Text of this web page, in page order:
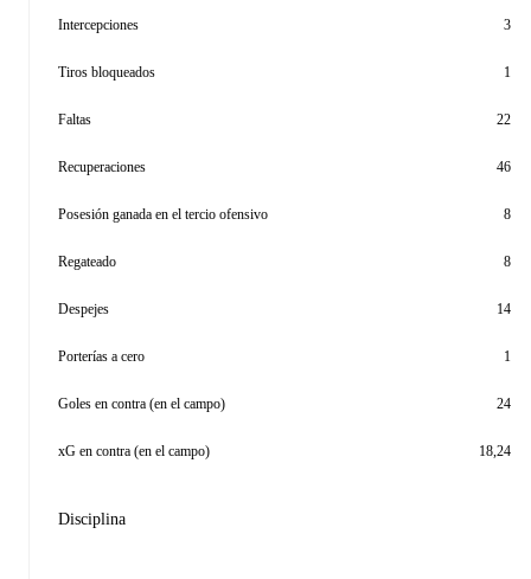
Intercepciones 3
Tiros bloqueados 1
Faltas 22
Recuperaciones 46
Posesión ganada en el tercio ofensivo 8
Regateado 8
Despejes 14
Porterías a cero 1
Goles en contra (en el campo) 24
xG en contra (en el campo) 18,24
Disciplina